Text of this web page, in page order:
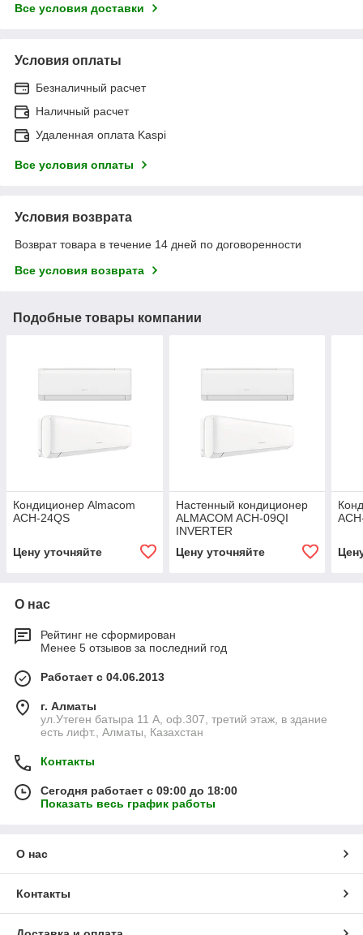
Все условия доставки
Условия оплаты
Безналичный расчет
Наличный расчет
Удаленная оплата Kaspi
Все условия оплаты
Условия возврата
Возврат товара в течение 14 дней по договоренности
Все условия возврата
Подобные товары компании
Кондиционер Almacom
ACH-24QS
Цену уточняйте
Настенный кондиционер
ALMACOM ACH-09QI
INVERTER
Цену уточняйте
О нас
Рейтинг не сформирован
Менее 5 отзывов за последний год
Работает с 04.06.2013
г. Алматы
ул.Утеген батыра 11 А, оф.307, третий этаж, в здание
есть лифт., Алматы, Казахстан
Контакты
Сегодня работает с 09:00 до 18:00
Показать весь график работы
О нас
Контакты